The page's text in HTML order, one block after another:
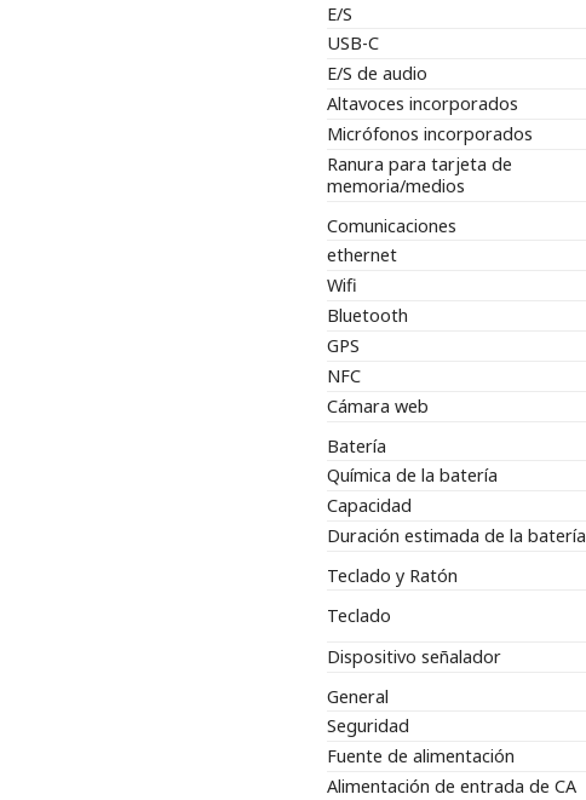
E/S
USB-C
E/S de audio
Altavoces incorporados
Micrófonos incorporados
Ranura para tarjeta de
memoria/medios
Comunicaciones
ethernet
Wifi
Bluetooth
GPS
NFC
Cámara web
Batería
Química de la batería
Capacidad
Duración estimada de la batería
Teclado y Ratón
Teclado
Dispositivo señalador
General
Seguridad
Fuente de alimentación
Alimentación de entrada de CA